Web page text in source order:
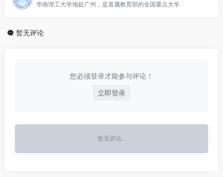
华南理工大学地处广州，是直属教育部的全国重点大学
暂无评论
您必须登录才能参与评论！
立即登录
暂无评论...